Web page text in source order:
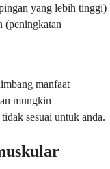
yang lebih tinggi)
(peningkatan
manfaat
mungkin
sesuai untuk anda.